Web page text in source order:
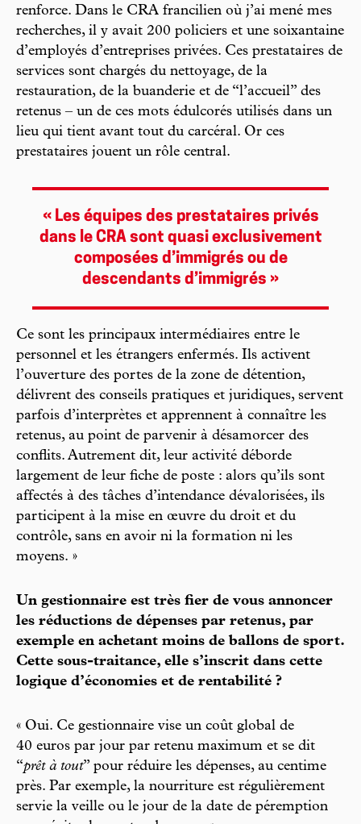
renforce. Dans le CRA francilien où j’ai mené mes
recherches, il y avait 200 policiers et une soixantaine
d’employés d’entreprises privées. Ces prestataires de
services sont chargés du nettoyage, de la
restauration, de la buanderie et de “l’accueil” des
retenus – un de ces mots édulcorés utilisés dans un
lieu qui tient avant tout du carcéral. Or ces
prestataires jouent un rôle central.
« Les équipes des prestataires privés
dans le CRA sont quasi exclusivement
composées d’immigrés ou de
descendants d’immigrés »
Ce sont les principaux intermédiaires entre le
personnel et les étrangers enfermés. Ils activent
l’ouverture des portes de la zone de détention,
délivrent des conseils pratiques et juridiques, servent
parfois d’interprètes et apprennent à connaître les
retenus, au point de parvenir à désamorcer des
conflits. Autrement dit, leur activité déborde
largement de leur fiche de poste : alors qu’ils sont
affectés à des tâches d’intendance dévalorisées, ils
participent à la mise en œuvre du droit et du
contrôle, sans en avoir ni la formation ni les
moyens. »
Un gestionnaire est très fier de vous annoncer
les réductions de dépenses par retenus, par
exemple en achetant moins de ballons de sport.
Cette sous-traitance, elle s’inscrit dans cette
logique d’économies et de rentabilité ?
« Oui. Ce gestionnaire vise un coût global de
40 euros par jour par retenu maximum et se dit
“prêt à tout” pour réduire les dépenses, au centime
près. Par exemple, la nourriture est régulièrement
servie la veille ou le jour de la date de péremption